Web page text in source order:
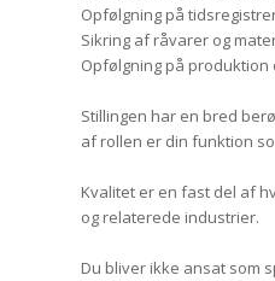
Opfølgning på
Sikring af råvarer og
Opfølgning på
Stillingen har en bred
af rollen er din funktion
Kvalitet er en fast del af
og relaterede industrier.
Du bliver ikke ansat som